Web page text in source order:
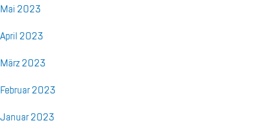
Mai 2023
April 2023
März 2023
Fe­bru­ar 2023
Ja­nu­ar 2023